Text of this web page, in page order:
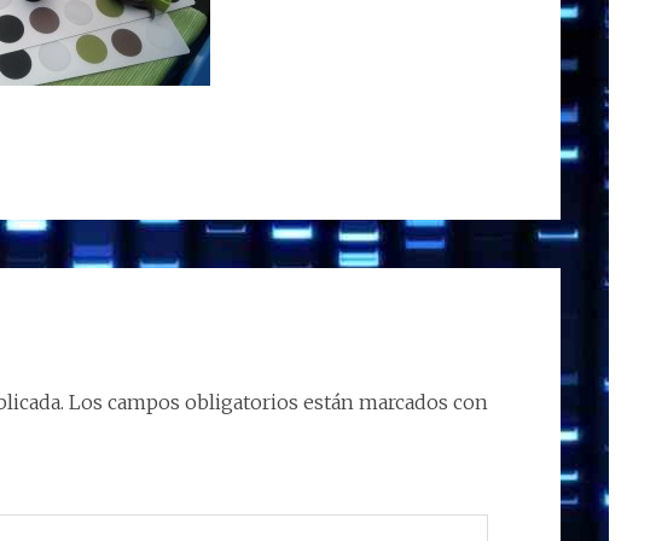
Los campos obligatorios están marcados con